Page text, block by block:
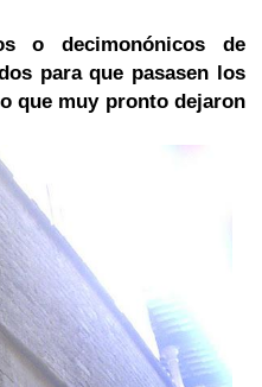
o decimonónicos de
para que pasasen los
que muy pronto dejaron